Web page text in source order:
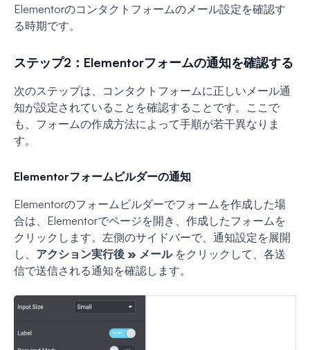
Elementorのコンタクトフォームのメール設定を確認す
る時期です。
ステップ2：Elementorフォームの通知を確認する
次のステップは、コンタクトフォームに正しいメール通
知が設定されていることを確認することです。ここで
も、フォームの作成方法によって手順が若干異なりま
す。
Elementorフォームビルダーの通知
Elementorのフォームビルダーでフォームを作成した場
合は、Elementorでページを開き、作成したフォームを
クリックします。左側のサイドバーで、通知設定を展開
し、 アクション実行後 » メールをクリックして、各送
信で送信される通知を確認します。